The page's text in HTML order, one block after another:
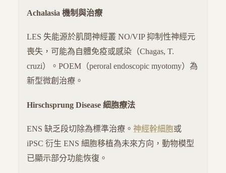
Achalasia 機制與治療
LES 失能源於肌間神經叢 NO/VIP 抑制性神經元
喪失，可能為自體免疫或感染（Chagas, T.
cruzi）。POEM（peroral endoscopic myotomy）為
新型微創治療。
Hirschsprung Disease 細胞療法
ENS 缺乏段切除為標準治療。 神經幹細胞或
iPSC 衍生 ENS 細胞移植為未來方向，動物模型
已顯示部分功能恢復。